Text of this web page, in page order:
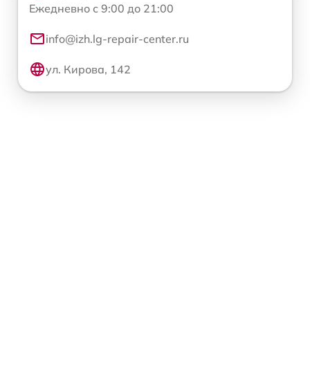
Ежедневно с 9:00 до 21:00
info@izh.lg-repair-center.ru
ул. Кирова, 142